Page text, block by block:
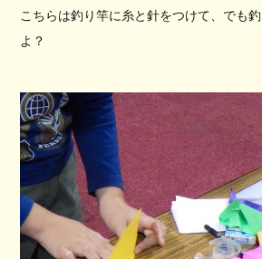
こちらは釣り竿に糸と針をつけて、でも
よ？